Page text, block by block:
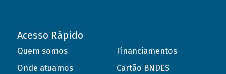
Acesso Rápido
Quem somos
Onde atuamos
Financiamentos
Cartão BNDES